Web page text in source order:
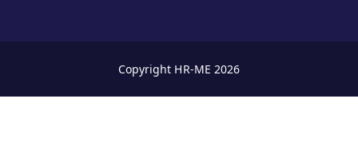
Copyright HR-ME 2026